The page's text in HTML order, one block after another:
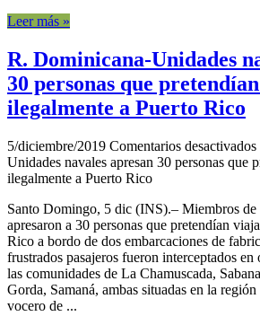
Leer más »
R. Dominicana-Unidades
30 personas que
ilegalmente a Puerto Rico
5/diciembre/2019 Comentarios desactivados
Unidades navales apresan 30 personas que
ilegalmente a Puerto Rico
Santo Domingo, 5 dic (INS).– Miembros
apresaron a 30 personas que pretendían
Rico a bordo de dos embarcaciones de
frustrados pasajeros fueron interceptados en
las comunidades de La Chamuscada,
Gorda, Samaná, ambas situadas en la
vocero de ...